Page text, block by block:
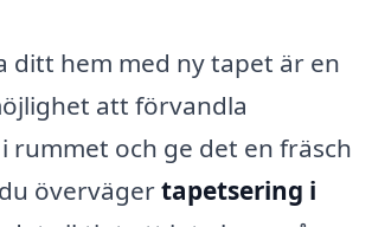
ditt hem med ny tapet är en
att förvandla
rummet och ge det en fräsch
övervägertapetsering i